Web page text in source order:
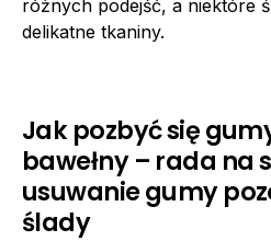
różnych podejść, a niektóre
delikatne tkaniny.
Jak pozbyć się
bawełny – rada na
usuwanie gumy
ślady